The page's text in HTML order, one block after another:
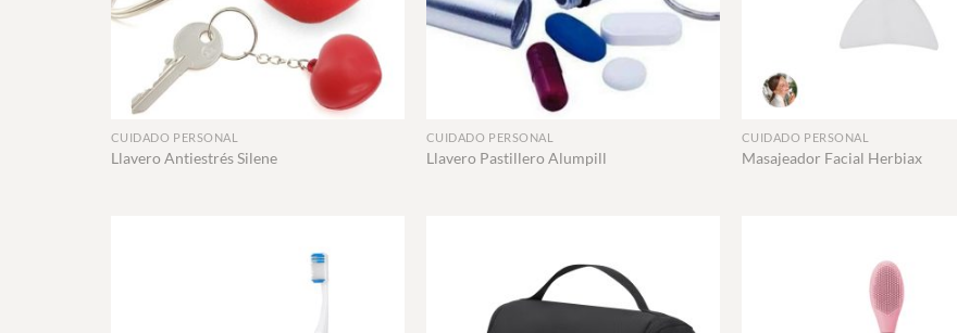
+
CUIDADO PERSONAL
Llavero Antiestrés Silene
CUIDADO PERSONAL
Llavero Pastillero Alumpill
+
CUIDADO PERSONAL
Masajeador Facial Herbiax